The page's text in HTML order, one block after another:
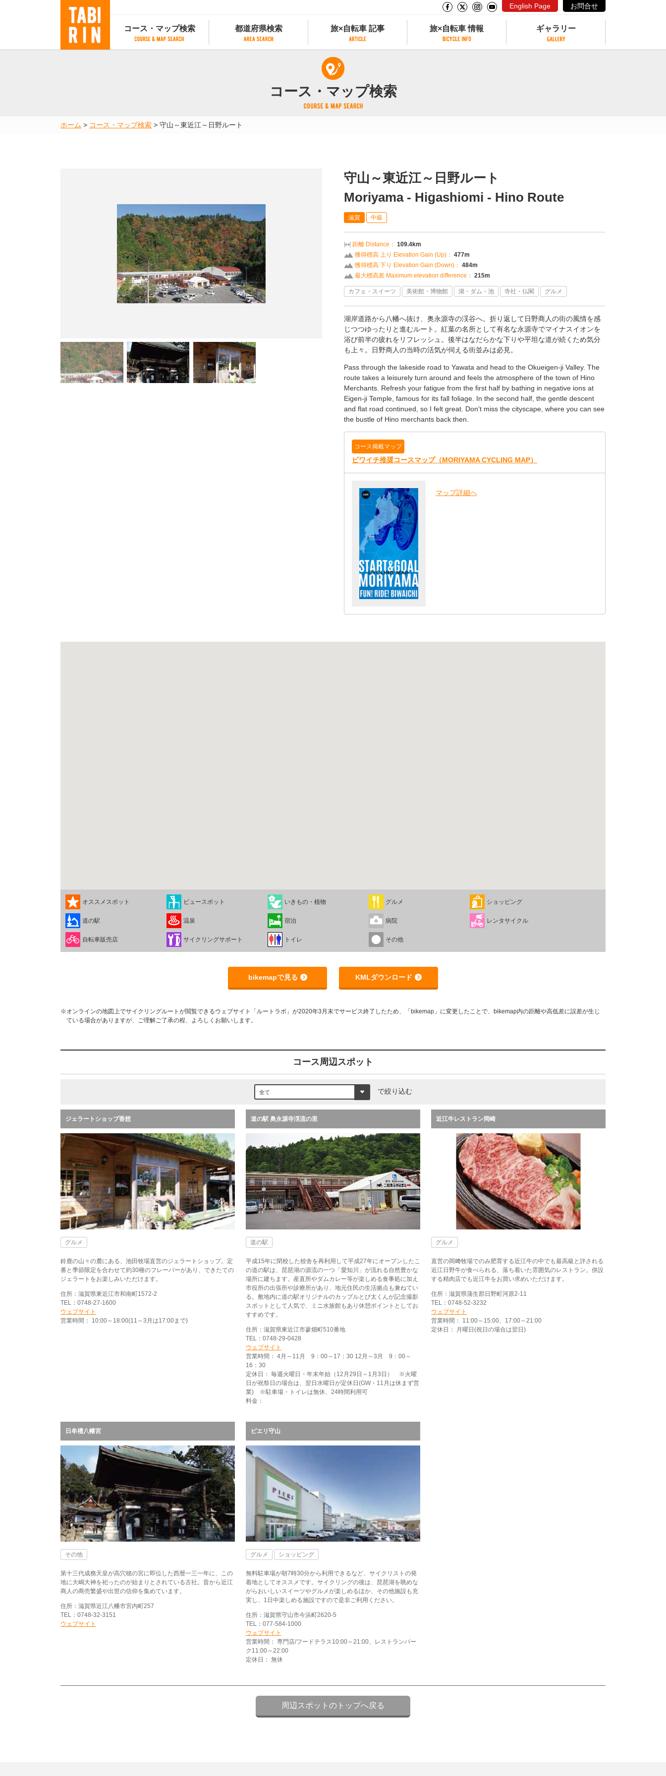
English Page お問合せ
コース・マップ検索
地図から検索
都道府県検索
都道府県別サイクリング情報
旅×自転車 記事
旅×自転車 記事
記事一覧
カテゴリから探す
旅×自転車 情報
サイクリストにやさしい宿
サイクルトレイン
子供用自転車があるレンタサイクル
タンデム自転車があるレンタサイクル
鉄道駅に近いレンタサイクル
レンタサイクルがある道の駅
自転車店
ギャラリー
コース・マップ検索
ホーム > コース・マップ検索 > 守山～東近江～日野ルート
守山～東近江～日野ルート
Moriyama - Higashiomi - Hino Route
滋賀 中級
距離 Distance： 109.4km
獲得標高 上り Elevation Gain (Up)： 477m
獲得標高 下り Elevation Gain (Down)： 484m
最大標高差 Maximum elevation difference： 215m
カフェ・スイーツ 美術館・博物館 湖・ダム・池 寺社・仏閣 グルメ
湖岸道路から八幡へ抜け、奥永源寺の渓谷へ。折り返して日野商人の街の風情を感
じつつゆったりと進むルート。紅葉の名所として有名な永源寺でマイナスイオンを
浴び前半の疲れをリフレッシュ。後半はなだらかな下りや平坦な道が続くため気分
も上々。日野商人の当時の活気が伺える街並みは必見。
Pass through the lakeside road to Yawata and head to the Okueigen-ji Valley. The
route takes a leisurely turn around and feels the atmosphere of the town of Hino
Merchants. Refresh your fatigue from the first half by bathing in negative ions at
Eigen-ji Temple, famous for its fall foliage. In the second half, the gentle descent
and flat road continued, so I felt great. Don't miss the cityscape, where you can see
the bustle of Hino merchants back then.
コース掲載マップ
ビワイチ推奨コースマップ（MORIYAMA CYCLING MAP）
マップ詳細へ
オススメスポット ビュースポット いきもの・植物 グルメ ショッピング
道の駅 温泉 宿泊 病院 レンタサイクル
自転車販売店 サイクリングサポート トイレ その他
bikemapで見る KMLダウンロード
※オンラインの地図上でサイクリングルートが閲覧できるウェブサイト「ルートラボ」が2020年3月末でサービス終了したため、「bikemap」に変更したことで、bikemap内の距離や高低差に誤差が生じ
ている場合がありますが、ご理解ご了承の程、よろしくお願いします。
コース周辺スポット
で絞り込む
ジェラートショップ香想
グルメ
鈴鹿の山々の麓にある、池田牧場直営のジェラートショップ。定
番と季節限定を合わせて約30種のフレーバーがあり、できたての
ジェラートをお楽しみいただけます。
住所：滋賀県東近江市和南町1572-2
TEL：0748-27-1600
ウェブサイト
営業時間： 10:00～18:00(11～3月は17:00まで)
道の駅 奥永源寺渓流の里
道の駅
平成15年に閉校した校舎を再利用して平成27年にオープンしたこ
の道の駅は、琵琶湖の源流の一つ「愛知川」が流れる自然豊かな
場所に建ちます。産直所やダムカレー等が楽しめる食事処に加え
市役所の出張所や診療所があり、地元住民の生活拠点も兼ねてい
る。敷地内に道の駅オリジナルのカップルとび太くんが記念撮影
スポットとして人気で、ミニ水族館もあり休憩ポイントとしてお
すすめです。
住所：滋賀県東近江市蓼畑町510番地
TEL：0748-29-0428
ウェブサイト
営業時間： 4月～11月 9：00～17：30 12月～3月 9：00～
16：30
定休日： 毎週火曜日・年末年始（12月29日～1月3日） ※火曜
日が祝祭日の場合は、翌日水曜日が定休日(GW・11月は休まず営
業) ※駐車場・トイレは無休、24時間利用可
料金：
近江牛レストラン岡崎
グルメ
直営の岡﨑牧場でのみ肥育する近江牛の中でも最高級と評される
近江日野牛が食べられる、落ち着いた雰囲気のレストラン。併設
する精肉店でも近江牛をお買い求めいただけます。
住所：滋賀県蒲生郡日野町河原2-11
TEL：0748-52-3232
ウェブサイト
営業時間： 11:00～15:00、17:00～21:00
定休日： 月曜日(祝日の場合は翌日)
日牟禮八幡宮
その他
第十三代成務天皇が高穴穂の宮に即位した西暦一三一年に、この
地に大嶋大神を祀ったのが始まりとされている古社。昔から近江
商人の商売繁盛や出世の信仰を集めています。
住所：滋賀県近江八幡市宮内町257
TEL：0748-32-3151
ウェブサイト
ピエリ守山
グルメ ショッピング
無料駐車場が朝7時30分から利用できるなど、サイクリストの発
着地としてオススメです。サイクリングの後は、琵琶湖を眺めな
がらおいしいスイーツやグルメが楽しめるほか、その他施設も充
実し、1日中楽しめる施設ですので是非ご利用ください。
住所：滋賀県守山市今浜町2620-5
TEL：077-584-1000
ウェブサイト
営業時間： 専門店/フードテラス10:00～21:00、レストランパー
ク11:00～22:00
定休日： 無休
周辺スポットのトップへ戻る